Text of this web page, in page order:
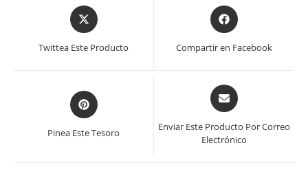
Se
abre
una
Twittea Este Producto
Se
abre
una
ventana
Compartir en Facebook
Se
abre
Pinea Este Tesoro
Se
abre
una
Enviar Este Producto Por Correo
Electrónico